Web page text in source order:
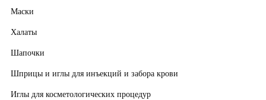
Маски
Халаты
Шапочки
Шприцы и иглы для инъекций и забора крови
Иглы для косметологических процедур